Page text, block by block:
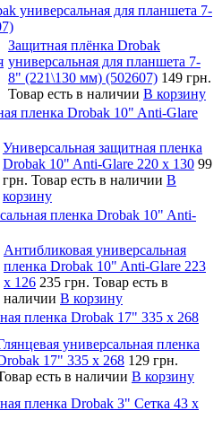
универсальная для планшета 7-
Защитная плёнка Drobak
универсальная для планшета 7-
8" (221\130 мм) (502607) 149 грн.
Товар есть в наличии В корзину
пленка Drobak 10" Anti-Glare
Универсальная защитная пленка
Drobak 10" Anti-Glare 220 x 130 99
грн. Товар есть в наличии В
корзину
пленка Drobak 10" Anti-
Антибликовая универсальная
пленка Drobak 10" Anti-Glare 223
x 126 235 грн. Товар есть в
наличии В корзину
пленка Drobak 17" 335 х 268
универсальная пленка
17" 335 х 268 129 грн.
есть в наличии В корзину
пленка Drobak 3" Сетка 43 x